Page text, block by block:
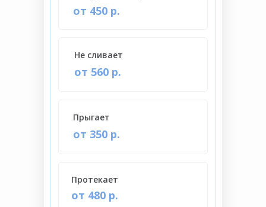
от 450 р.
от 560 р.
Не сливает
от 480 р.
Протекает
от 350 р.
Прыгает